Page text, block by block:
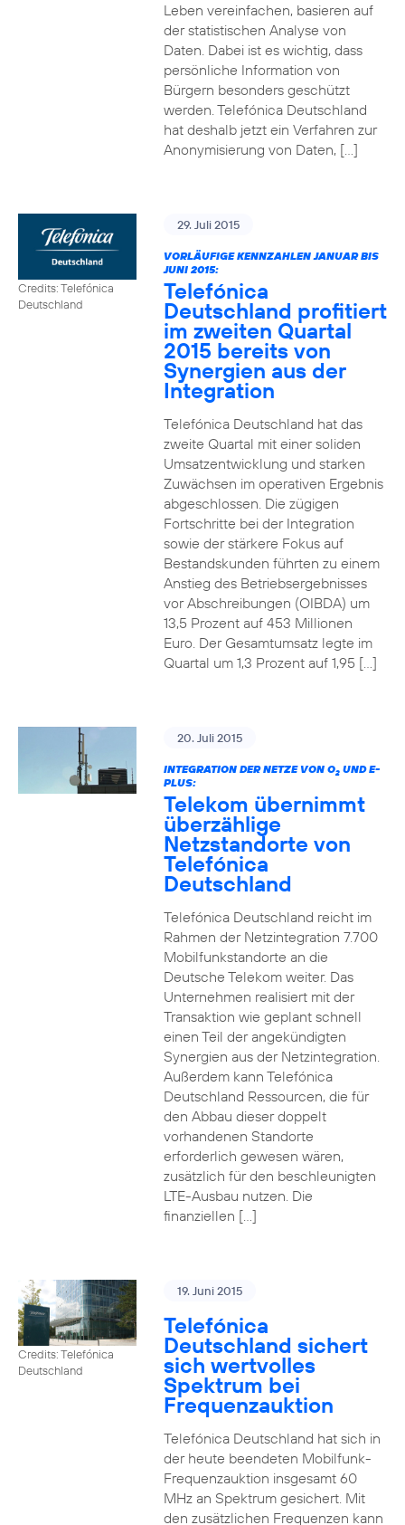
Leben vereinfachen, basieren auf
der statistischen Analyse von
Daten. Dabei ist es wichtig, dass
persönliche Information von
Bürgern besonders geschützt
werden. Telefónica Deutschland
hat deshalb jetzt ein Verfahren zur
Anonymisierung von Daten, […]
Credits: Telefónica
Deutschland
29. Juli 2015
VORLÄUFIGE KENNZAHLEN JANUAR BIS
JUNI 2015:
Telefónica
Deutschland profitiert
im zweiten Quartal
2015 bereits von
Synergien aus der
Integration
Telefónica Deutschland hat das
zweite Quartal mit einer soliden
Umsatzentwicklung und starken
Zuwächsen im operativen Ergebnis
abgeschlossen. Die zügigen
Fortschritte bei der Integration
sowie der stärkere Fokus auf
Bestandskunden führten zu einem
Anstieg des Betriebsergebnisses
vor Abschreibungen (OIBDA) um
13,5 Prozent auf 453 Millionen
Euro. Der Gesamtumsatz legte im
Quartal um 1,3 Prozent auf 1,95 […]
20. Juli 2015
INTEGRATION DER NETZE VON O2UND E-
PLUS:
Telekom übernimmt
überzählige
Netzstandorte von
Telefónica
Deutschland
Telefónica Deutschland reicht im
Rahmen der Netzintegration 7.700
Mobilfunkstandorte an die
Deutsche Telekom weiter. Das
Unternehmen realisiert mit der
Transaktion wie geplant schnell
einen Teil der angekündigten
Synergien aus der Netzintegration.
Außerdem kann Telefónica
Deutschland Ressourcen, die für
den Abbau dieser doppelt
vorhandenen Standorte
erforderlich gewesen wären,
zusätzlich für den beschleunigten
LTE-Ausbau nutzen. Die
finanziellen […]
Credits: Telefónica
Deutschland
19. Juni 2015
Telefónica
Deutschland sichert
sich wertvolles
Spektrum bei
Frequenzauktion
Telefónica Deutschland hat sich in
der heute beendeten Mobilfunk-
Frequenzauktion insgesamt 60
MHz an Spektrum gesichert. Mit
den zusätzlichen Frequenzen kann